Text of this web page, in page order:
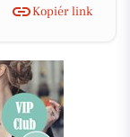
Kopiér link